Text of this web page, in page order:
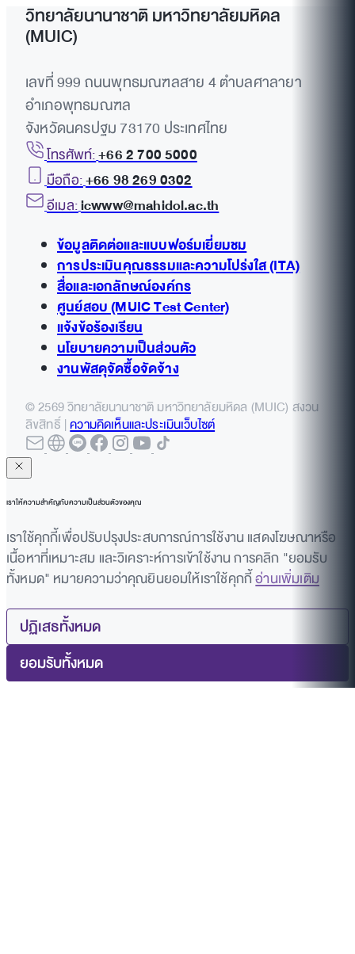
วิทยาลัยนานาชาติ มหาวิทยาลัยมหิดล
(MUIC)
เลขที่ 999 ถนนพุทธมณฑลสาย 4 ตำบลศาลายา
อำเภอพุทธมณฑล
จังหวัดนครปฐม 73170 ประเทศไทย
โทรศัพท์:+66 2 700 5000
มือถือ:+66 98 269 0302
อีเมล:icwww@mahidol.ac.th
ข้อมูลติดต่อและแบบฟอร์มเยี่ยมชม
การประเมินคุณธรรมและความโปร่งใส (ITA)
สื่อและเอกลักษณ์องค์กร
ศูนย์สอบ (MUIC Test Center)
แจ้งข้อร้องเรียน
นโยบายความเป็นส่วนตัว
งานพัสดุจัดซื้อจัดจ้าง
© 2569 วิทยาลัยนานาชาติ มหาวิทยาลัยมหิดล (MUIC) สงวน
ลิขสิทธิ์ |ความคิดเห็นและประเมินเว็บไซต์
เราให้ความสำคัญกับความเป็นส่วนตัวของคุณ
เราใช้คุกกี้เพื่อปรับปรุงประสบการณ์การใช้งาน แสดงโฆษณาหรือ
เนื้อหาที่เหมาะสม และวิเคราะห์การเข้าใช้งาน การคลิก "ยอมรับ
ทั้งหมด" หมายความว่าคุณยินยอมให้เราใช้คุกกี้อ่านเพิ่มเติม
ปฏิเสธทั้งหมด
ยอมรับทั้งหมด